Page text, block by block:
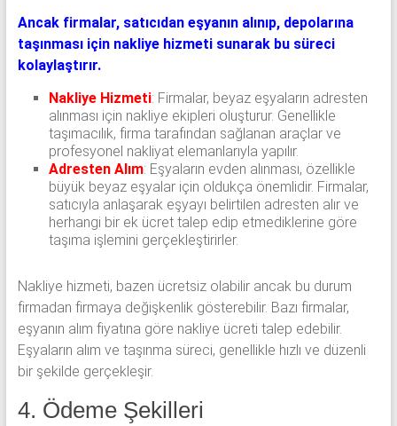
Ancak firmalar, satıcıdan eşyanın alınıp, depolarına
taşınması için nakliye hizmeti sunarak bu süreci
kolaylaştırır.
Nakliye Hizmeti: Firmalar, beyaz eşyaların adresten
alınması için nakliye ekipleri oluşturur. Genellikle
taşımacılık, firma tarafından sağlanan araçlar ve
profesyonel nakliyat elemanlarıyla yapılır.
Adresten Alım: Eşyaların evden alınması, özellikle
büyük beyaz eşyalar için oldukça önemlidir. Firmalar,
satıcıyla anlaşarak eşyayı belirtilen adresten alır ve
herhangi bir ek ücret talep edip etmediklerine göre
taşıma işlemini gerçekleştirirler.
Nakliye hizmeti, bazen ücretsiz olabilir ancak bu durum
firmadan firmaya değişkenlik gösterebilir. Bazı firmalar,
eşyanın alım fiyatına göre nakliye ücreti talep edebilir.
Eşyaların alım ve taşınma süreci, genellikle hızlı ve düzenli
bir şekilde gerçekleşir.
4. Ödeme Şekilleri